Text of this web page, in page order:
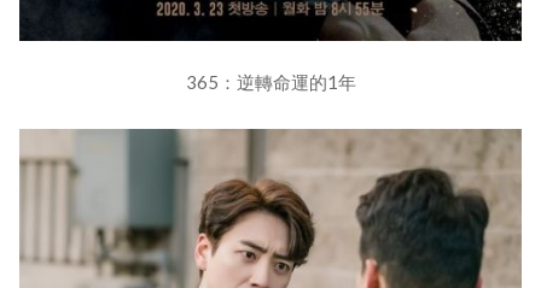
365：逆轉命運的1年